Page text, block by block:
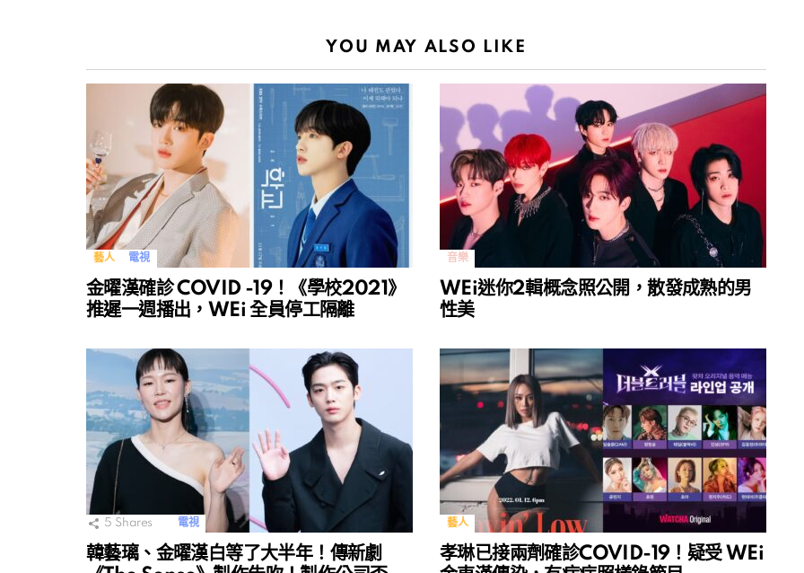
YOU MAY ALSO LIKE
藝人 電視
金曜漢確診 COVID -19！《學校2021》
推遲一週播出，WEi 全員停工隔離
音樂
WEi迷你2輯概念照公開，散發成熟的男
性美
5 Shares 電視
韓藝璃、金曜漢白等了大半年！傳新劇
藝人
孝琳已接兩劑確診COVID-19！疑受 WEi